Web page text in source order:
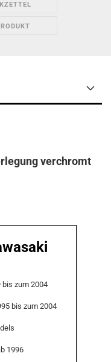
verchromt
bis zum 2004
bis zum 2004
1996